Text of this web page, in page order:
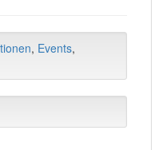
, Events,